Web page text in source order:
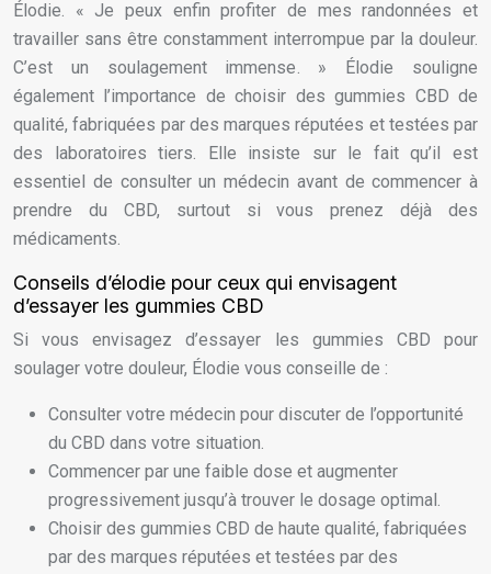
Élodie. « Je peux enfin profiter de mes randonnées et
travailler sans être constamment interrompue par la douleur.
C’est un soulagement immense. » Élodie souligne
également l’importance de choisir des gummies CBD de
qualité, fabriquées par des marques réputées et testées par
des laboratoires tiers. Elle insiste sur le fait qu’il est
essentiel de consulter un médecin avant de commencer à
prendre du CBD, surtout si vous prenez déjà des
médicaments.
Conseils d’élodie pour ceux qui envisagent
d’essayer les gummies CBD
Si vous envisagez d’essayer les gummies CBD pour
soulager votre douleur, Élodie vous conseille de :
Consulter votre médecin pour discuter de l’opportunité
du CBD dans votre situation.
Commencer par une faible dose et augmenter
progressivement jusqu’à trouver le dosage optimal.
Choisir des gummies CBD de haute qualité, fabriquées
par des marques réputées et testées par des